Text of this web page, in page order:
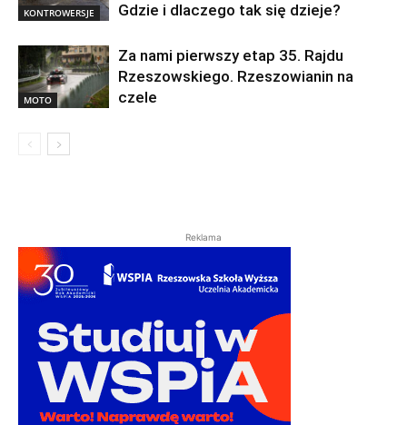
KONTROWERSJE
Gdzie i dlaczego tak się dzieje?
MOTO
Za nami pierwszy etap 35. Rajdu
Rzeszowskiego. Rzeszowianin na
czele
Reklama